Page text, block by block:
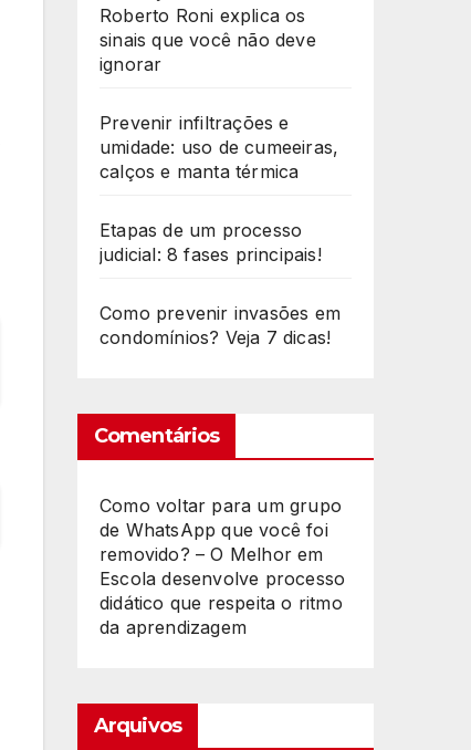
Roberto Roni explica os
sinais que você não deve
ignorar
Prevenir infiltrações e
umidade: uso de cumeeiras,
calços e manta térmica
Etapas de um processo
judicial: 8 fases principais!
Como prevenir invasões em
condomínios? Veja 7 dicas!
Comentários
Como voltar para um grupo
de WhatsApp que você foi
removido? – O Melhor em
Escola desenvolve processo
didático que respeita o ritmo
da aprendizagem
Arquivos